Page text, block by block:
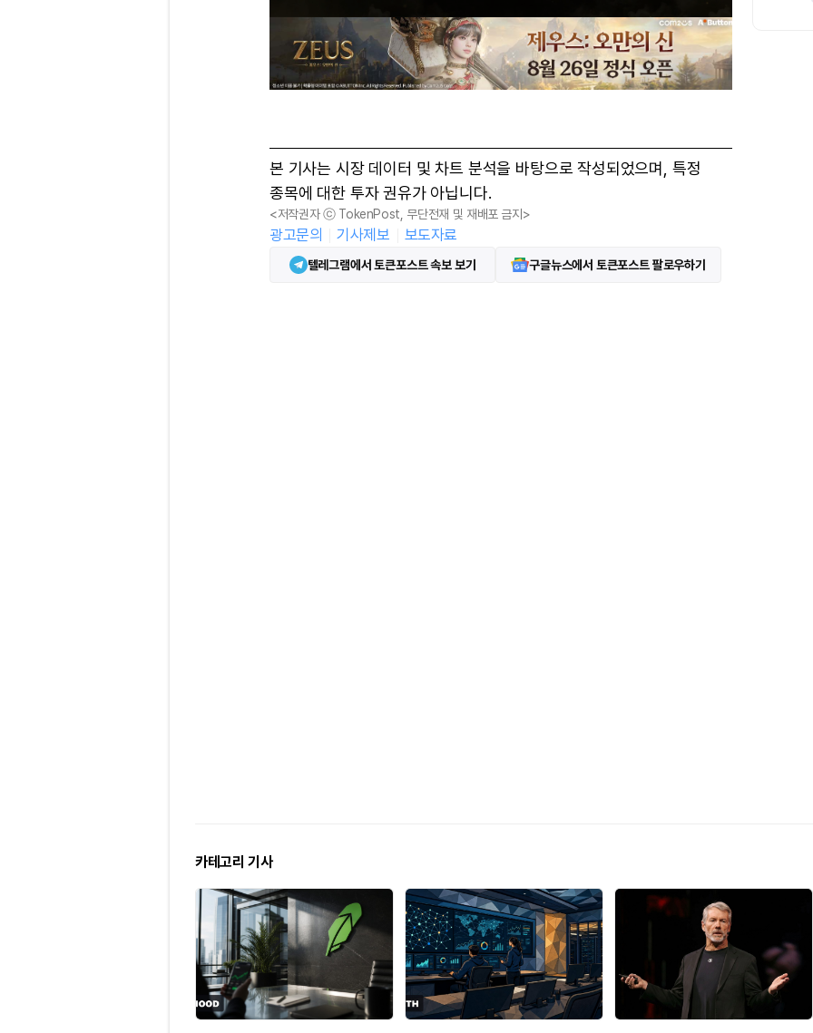
본 기사는 시장 데이터 및 차트 분석을 바탕으로 작성되었으며, 특정
종목에 대한 투자 권유가 아닙니다.
<저작권자 ⓒ TokenPost, 무단전재 및 재배포 금지>
광고문의 기사제보 보도자료
텔레그램에서 토큰포스트 속보 보기 구글뉴스에서 토큰포스트 팔로우하기
카테고리 기사